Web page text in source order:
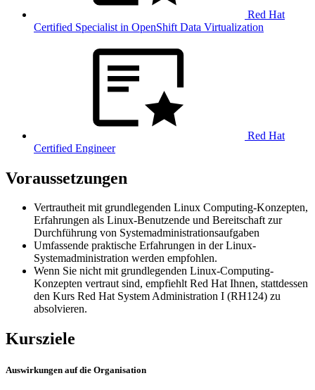
Red Hat
Certified Specialist in OpenShift Data Virtualization
Red Hat
Certified Engineer
Voraussetzungen
Vertrautheit mit grundlegenden Linux Computing-Konzepten,
Erfahrungen als Linux-Benutzende und Bereitschaft zur
Durchführung von Systemadministrationsaufgaben
Umfassende praktische Erfahrungen in der Linux-
Systemadministration werden empfohlen.
Wenn Sie nicht mit grundlegenden Linux-Computing-
Konzepten vertraut sind, empfiehlt Red Hat Ihnen, stattdessen
den Kurs Red Hat System Administration I (RH124) zu
absolvieren.
Kursziele
Auswirkungen auf die Organisation